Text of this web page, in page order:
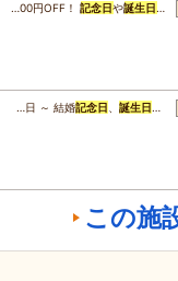
…00円OFF！記念日や誕生日 …
…日 ～ 結婚記念日 誕生日 …
この施